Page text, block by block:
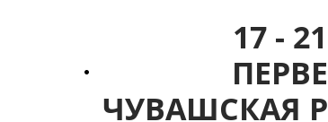
17 -
ЧУВАШСКАЯ